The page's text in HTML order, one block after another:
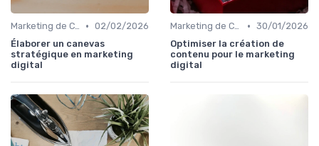
Marketing de Contenu • 02/02/2026
Élaborer un canevas
stratégique en marketing
digital
Marketing de Contenu • 30/01/2026
Optimiser la création de
contenu pour le marketing
digital